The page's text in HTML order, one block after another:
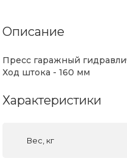
Описание
Пресс гаражный
Ход штока - 160 мм
Характеристики
Вес, кг